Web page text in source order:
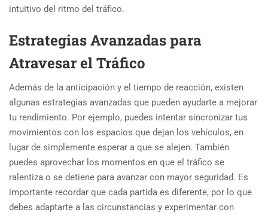
intuitivo del ritmo del tráfico.
Estrategias Avanzadas para
Atravesar el Tráfico
Además de la anticipación y el tiempo de reacción, existen
algunas estrategias avanzadas que pueden ayudarte a mejorar
tu rendimiento. Por ejemplo, puedes intentar sincronizar tus
movimientos con los espacios que dejan los vehículos, en
lugar de simplemente esperar a que se alejen. También
puedes aprovechar los momentos en que el tráfico se
ralentiza o se detiene para avanzar con mayor seguridad. Es
importante recordar que cada partida es diferente, por lo que
debes adaptarte a las circunstancias y experimentar con